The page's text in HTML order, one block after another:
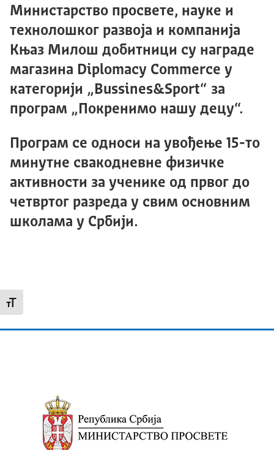
Промени величину слова
Министарство просвете, науке и
технолошког развоја и компанија
Књаз Милош добитници су награде
магазина Diplomacy Commerce у
категорији „Bussines&Sport“ за
програм „Покренимо нашу децу“.
Програм се односи на увођење 15-то
минутне свакодневне физичке
активности за ученике од првог до
четвртог разреда у свим основним
школама у Србији.